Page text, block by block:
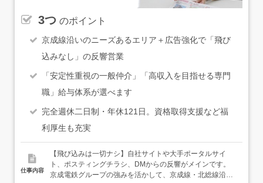
3つ のポイント
京成線沿いのニーズあるエリア＋広告強化で「飛び
込みなし」の反響営業
「安定性重視の一般仲介」「高収入を目指せる専門
職」給与体系が選べます
完全週休二日制・年休121日。資格取得支援など福
利厚生も充実
仕事内容
【飛び込みは一切ナシ】自社サイトや大手ポータルサイ
ト、ポスティングチラシ、DMからの反響がメインです。
京成電鉄グループの強みを活かして、京成線・北総線沿線